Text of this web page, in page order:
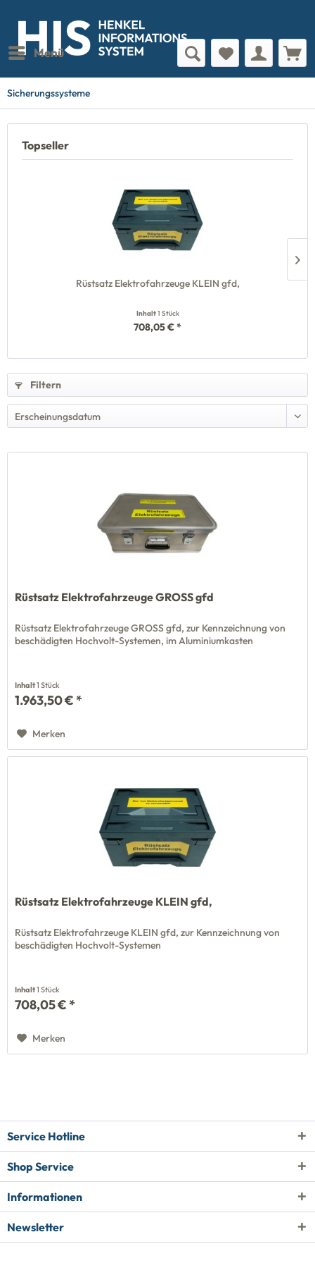
Menü
Sicherungssysteme
Topseller
Rüstsatz Elektrofahrzeuge KLEIN gfd,
Inhalt1 Stück
708,05 € *
Filtern
Rüstsatz Elektrofahrzeuge GROSS gfd
Rüstsatz Elektrofahrzeuge GROSS gfd, zur Kennzeichnung von
beschädigten Hochvolt-Systemen, im Aluminiumkasten
Inhalt1 Stück
1.963,50 € *
Merken
Rüstsatz Elektrofahrzeuge KLEIN gfd,
Rüstsatz Elektrofahrzeuge KLEIN gfd, zur Kennzeichnung von
beschädigten Hochvolt-Systemen
Inhalt1 Stück
708,05 € *
Merken
Service Hotline
Shop Service
Informationen
Newsletter